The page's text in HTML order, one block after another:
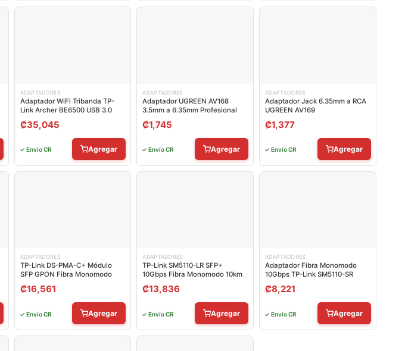
ADAPTADORES
Adaptador WiFi Tribanda TP-
Link Archer BE6500 USB 3.0
₡35,045
✓ Envío CR Agregar
ADAPTADORES
Adaptador UGREEN AV168
3.5mm a 6.35mm Profesional
₡1,745
✓ Envío CR Agregar
ADAPTADORES
Adaptador Jack 6.35mm a RCA
UGREEN AV169
₡1,377
✓ Envío CR Agregar
ADAPTADORES
TP-Link DS-PMA-C+ Módulo
SFP GPON Fibra Monomodo
₡16,561
✓ Envío CR Agregar
ADAPTADORES
TP-Link SM5110-LR SFP+
10Gbps Fibra Monomodo 10km
₡13,836
✓ Envío CR Agregar
ADAPTADORES
Adaptador Fibra Monomodo
10Gbps TP-Link SM5110-SR
₡8,221
✓ Envío CR Agregar